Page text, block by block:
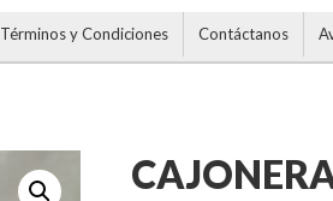
Términos y Condiciones Contáctanos